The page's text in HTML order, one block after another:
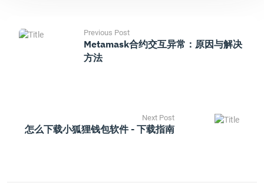
Previous Post
Metamask合约交互异常：原因与解决
方法
Next Post
怎么下载小狐狸钱包软件 - 下载指南